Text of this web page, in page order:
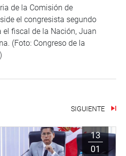
de la Comisión de
el congresista segundo
el fiscal de la Nación, Juan
(Foto: Congreso de la
SIGUIENTE
13
01